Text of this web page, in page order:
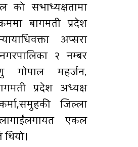
को सभाध्यक्षतामा
बागमती प्रदेश
अप्सरा
२ नम्बर
गोपाल महर्जन,
प्रदेश अध्यक्ष
जिल्ला
एकल